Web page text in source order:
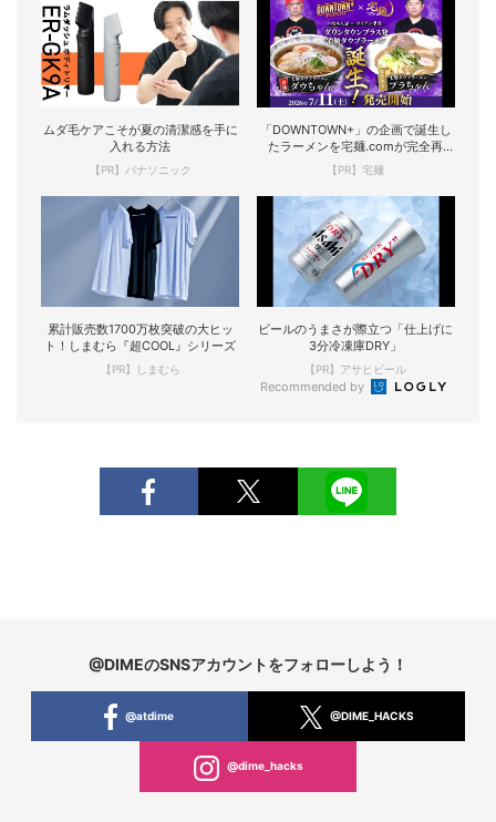
ムダ毛ケアこそが夏の清潔感を手に
入れる方法
【PR】パナソニック
「DOWNTOWN+」の企画で誕生し
たラーメンを宅麺.comが完全再
現！
【PR】宅麺
累計販売数1700万枚突破の大ヒッ
ト！しまむら『超COOL』シリーズ
【PR】しまむら
ビールのうまさが際立つ「仕上げに
3分冷凍庫DRY」
【PR】アサヒビール
Recommended by
@DIMEのSNSアカウントをフォローしよう！
@atdime @DIME_HACKS
@dime_hacks